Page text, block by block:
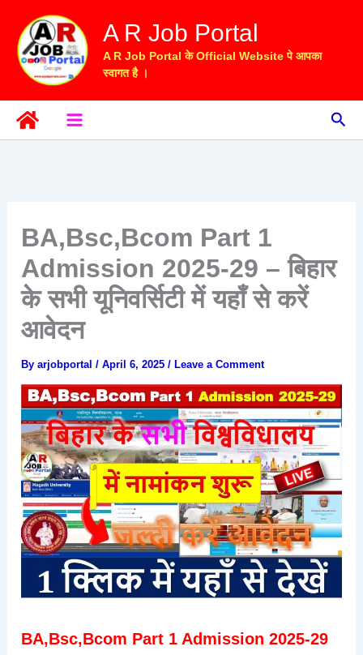
content
A R Job Portal
A R Job Portal के Official Website पे आपका
स्वागत है ।
BA,Bsc,Bcom Part 1
Admission 2025-29 – बिहार
के सभी यूनिवर्सिटी में यहाँ से करें
आवेदन
Byarjobportal/April 6, 2025/ Leave a Comment
BA,Bsc,Bcom Part 1 Admission 2025-29